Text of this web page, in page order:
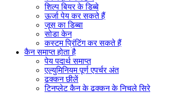
शिल्प बियर के डिब्बे
ऊर्जा पेय कर सकते हैं
जूस का डिब्बा
सोडा केन
कस्टम प्रिंटिंग कर सकते हैं
कैन समाप्त होता है
पेय पदार्थ समाप्त
एल्युमिनियम पूर्ण एपर्चर अंत
ढक्कन छीलें
टिनप्लेट कैन के ढक्कन के निचले सिरे